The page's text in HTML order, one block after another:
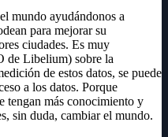
mundo ayudándonos a
para mejorar su
ciudades. Es muy
de Libelium) sobre la
de estos datos, se puede
a los datos. Porque
tengan más conocimiento y
sin duda, cambiar el mundo.